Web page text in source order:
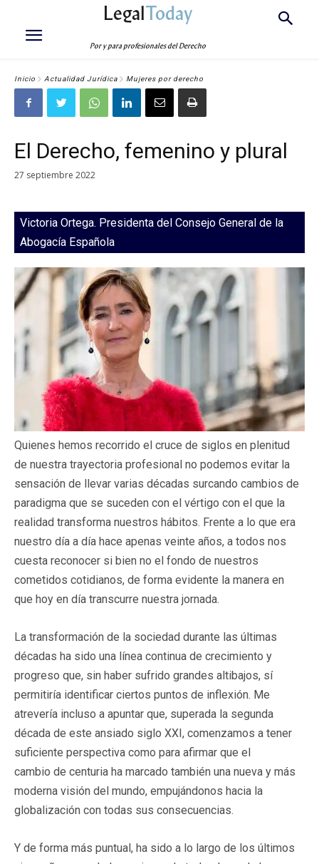
LegalToday
Por y para profesionales del Derecho
Inicio Actualidad Jurídica Mujeres por derecho
El Derecho, femenino y plural
27 septiembre 2022
Victoria Ortega. Presidenta del Consejo General de la
Abogacía Española
Quienes hemos recorrido el cruce de siglos en plenitud
de nuestra trayectoria profesional no podemos evitar la
sensación de llevar varias décadas surcando cambios de
paradigma que se suceden con el vértigo con el que la
realidad transforma nuestros hábitos. Frente a lo que era
nuestro día a día hace apenas veinte años, a todos nos
cuesta reconocer si bien no el fondo de nuestros
cometidos cotidianos, de forma evidente la manera en
que hoy en día transcurre nuestra jornada.
La transformación de la sociedad durante las últimas
décadas ha sido una línea continua de crecimiento y
progreso que, sin haber sufrido grandes altibajos, sí
permitiría identificar ciertos puntos de inflexión. Me
atrevería incluso a apuntar que, superada la segunda
década de este ansiado siglo XXI, comenzamos a tener
suficiente perspectiva como para afirmar que el
cambio de centuria ha marcado también una nueva y más
moderna visión del mundo, empujándonos hacia la
globalización con todas sus consecuencias.
Y de forma más puntual, ha sido a lo largo de los últimos